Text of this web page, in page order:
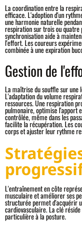
La coordination entre la
efficace. L'adoption d'un
une harmonie naturelle
respiration sur trois ou quatre
synchronisation aide à
l'effort. Les coureurs
combinée à une expiration
Gestion de
La maîtrise du souffle sur une
L'adaptation du volume
ressources. Une respiration
pulmonaire, optimise l'apport
contrôlée, même dans les
facilite la récupération. Les
corps et ajuster leur rythme
L'entraînement en côte
musculaire et améliorer ses
structurée permet d'acquérir
cardiovasculaire. La clé
particulière à la posture.